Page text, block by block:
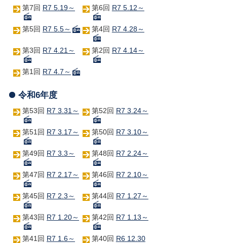
第7回 R7 5.19～ 第6回 R7 5.12～
第5回 R7 5.5～ 第4回 R7 4.28～
第3回 R7 4.21～ 第2回 R7 4.14～
第1回 R7 4.7～
令和6年度
第53回 R7 3.31～ 第52回 R7 3.24～
第51回 R7 3.17～ 第50回 R7 3.10～
第49回 R7 3.3～ 第48回 R7 2.24～
第47回 R7 2.17～ 第46回 R7 2.10～
第45回 R7 2.3～ 第44回 R7 1.27～
第43回 R7 1.20～ 第42回 R7 1.13～
第41回 R7 1.6～ 第40回 R6 12.30